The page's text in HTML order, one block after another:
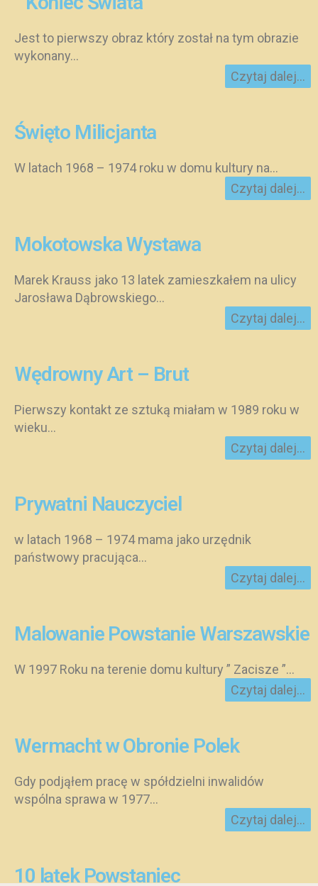
Jest to pierwszy obraz który został na tym obrazie
wykonany...
Czytaj dalej...
Święto Milicjanta
W latach 1968 – 1974 roku w domu kultury na...
Czytaj dalej...
Mokotowska Wystawa
Marek Krauss jako 13 latek zamieszkałem na ulicy
Jarosława Dąbrowskiego...
Czytaj dalej...
Wędrowny Art – Brut
Pierwszy kontakt ze sztuką miałam w 1989 roku w
wieku...
Czytaj dalej...
Prywatni Nauczyciel
w latach 1968 – 1974 mama jako urzędnik
państwowy pracująca...
Czytaj dalej...
Malowanie Powstanie Warszawskie
W 1997 Roku na terenie domu kultury ” Zacisze ”...
Czytaj dalej...
Wermacht w Obronie Polek
Gdy podjąłem pracę w spółdzielni inwalidów
wspólna sprawa w 1977...
Czytaj dalej...
10 latek Powstaniec